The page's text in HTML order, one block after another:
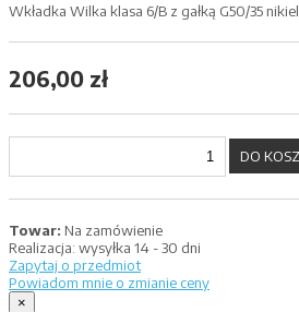
Wkładka Wilka klasa 6/B z gałką G50/35 nikiel
206,00 zł
Towar: Na zamówienie
Realizacja: wysyłka 14 - 30 dni
Zapytaj o przedmiot
Powiadom mnie o zmianie ceny
×